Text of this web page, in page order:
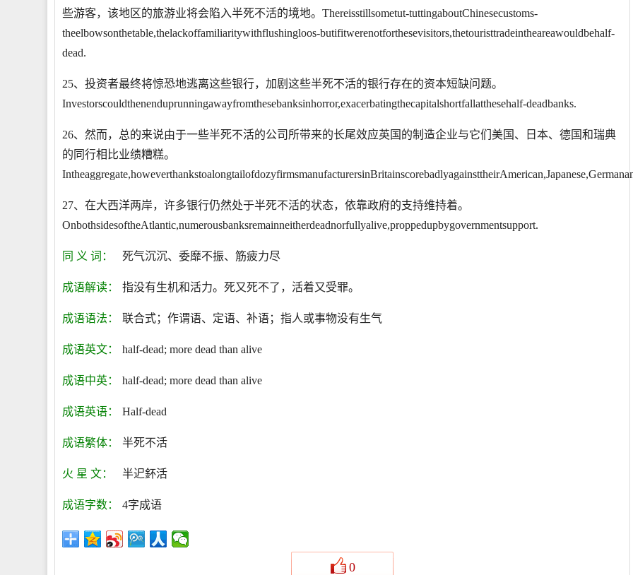
些游客，该地区的旅游业将会陷入半死不活的境地。Thereisstillsometut-tuttingaboutChinesecustoms-
theelbowsonthetable,thelackoffamiliaritywithflushingloos-butifitwerenotforthesevisitors,thetouristtradeintheareawouldbehalf-
dead.
25、投资者最终将惊恐地逃离这些银行，加剧这些半死不活的银行存在的资本短缺问题。
Investorscouldthenenduprunningawayfromthesebanksinhorror,exacerbatingthecapitalshortfallatthesehalf-deadbanks.
26、然而，总的来说由于一些半死不活的公司所带来的长尾效应英国的制造企业与它们美国、日本、德国和瑞典
的同行相比业绩糟糕。
27、在大西洋两岸，许多银行仍然处于半死不活的状态，依靠政府的支持维持着。
OnbothsidesoftheAtlantic,numerousbanksremainneitherdeadnorfullyalive,proppedupbygovernmentsupport.
同 义 词： 死气沉沉、委靡不振、筋疲力尽
成语解读： 指没有生机和活力。死又死不了，活着又受罪。
成语语法： 联合式；作谓语、定语、补语；指人或事物没有生气
成语英文： half-dead; more dead than alive
成语中英： half-dead; more dead than alive
成语英语： Half-dead
成语繁体： 半死不活
火 星 文： 半迉鈈活
成语字数： 4字成语
0